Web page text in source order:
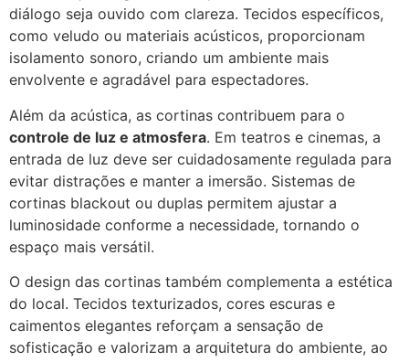
diálogo seja ouvido com clareza. Tecidos específicos,
como veludo ou materiais acústicos, proporcionam
isolamento sonoro, criando um ambiente mais
envolvente e agradável para espectadores.
Além da acústica, as cortinas contribuem para o
controle de luz e atmosfera. Em teatros e cinemas, a
entrada de luz deve ser cuidadosamente regulada para
evitar distrações e manter a imersão. Sistemas de
cortinas blackout ou duplas permitem ajustar a
luminosidade conforme a necessidade, tornando o
espaço mais versátil.
O design das cortinas também complementa a estética
do local. Tecidos texturizados, cores escuras e
caimentos elegantes reforçam a sensação de
sofisticação e valorizam a arquitetura do ambiente, ao